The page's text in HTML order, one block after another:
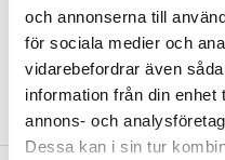
och annonserna till
för sociala medier och
vidarebefordrar även
information från din
annons- och
Dessa kan i sin tur
EAN: 5714122551085
Relaterade kategorier:
Mobiltillbehör
Tillbehör